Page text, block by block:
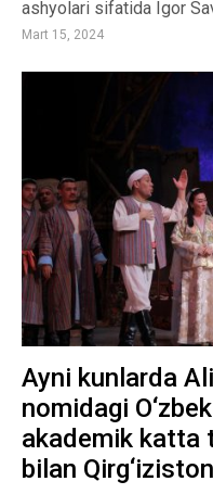
ashyolari sifatida Igor
Mart 15, 2024
Ayni kunlarda
nomidagi
akademik katta
bilan